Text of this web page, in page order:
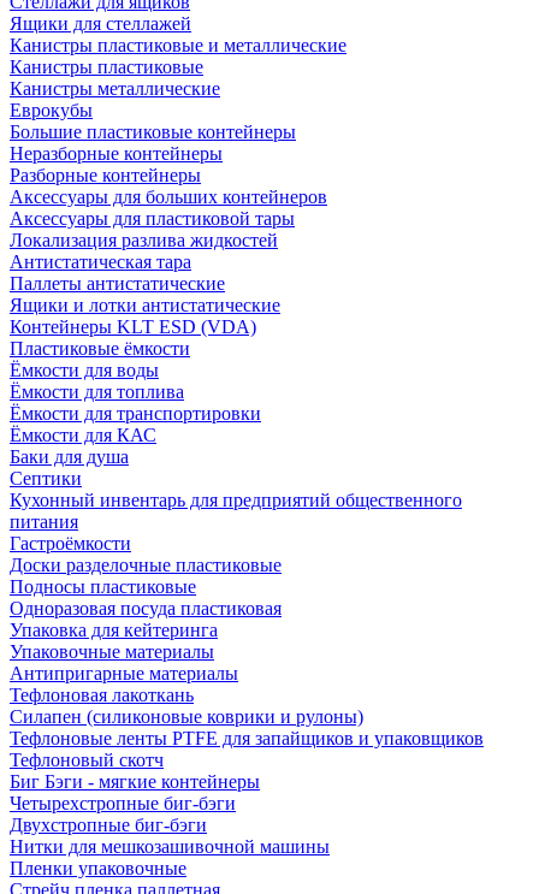
Ящики для стеллажей
Канистры пластиковые и металлические
Канистры пластиковые
Канистры металлические
Еврокубы
Большие пластиковые контейнеры
Неразборные контейнеры
Разборные контейнеры
Аксессуары для больших контейнеров
Аксессуары для пластиковой тары
Локализация разлива жидкостей
Антистатическая тара
Паллеты антистатические
Ящики и лотки антистатические
Контейнеры KLT ESD (VDA)
Пластиковые ёмкости
Ёмкости для воды
Ёмкости для топлива
Ёмкости для транспортировки
Ёмкости для КАС
Баки для душа
Септики
Кухонный инвентарь для предприятий общественного
питания
Гастроёмкости
Доски разделочные пластиковые
Подносы пластиковые
Одноразовая посуда пластиковая
Упаковка для кейтеринга
Упаковочные материалы
Антипригарные материалы
Тефлоновая лакоткань
Силапен (силиконовые коврики и рулоны)
Тефлоновые ленты PTFE для запайщиков и упаковщиков
Тефлоновый скотч
Биг Бэги - мягкие контейнеры
Четырехстропные биг-бэги
Двухстропные биг-бэги
Нитки для мешкозашивочной машины
Пленки упаковочные
Стрейч пленка паллетная